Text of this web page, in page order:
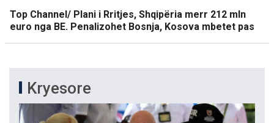
Top Channel/ Plani i Rritjes, Shqipëria merr 212 mln
euro nga BE. Penalizohet Bosnja, Kosova mbetet pas
Kryesore